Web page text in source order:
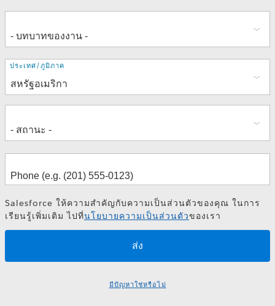
ที่
อยู่
ประเทศ/ภูมิภาค
Salesforce ให้ความสำคัญกับความเป็นส่วนตัวของคุณ ในการ
เรียนรู้เพิ่มเติม ไปที่นโยบายความเป็นส่วนตัวของเรา
มีปัญหาใช่หรือไม่